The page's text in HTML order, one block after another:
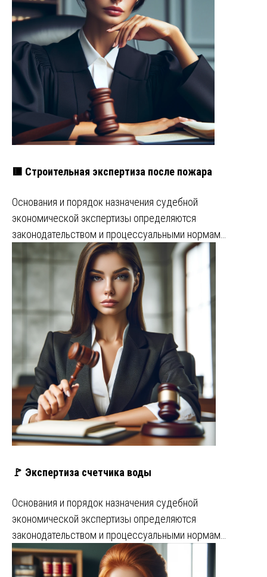
🟥 Строительная экспертиза после пожара
Основания и порядок назначения судебной
экономической экспертизы определяются
законодательством и процессуальными нормам…
🚩 Экспертиза счетчика воды
Основания и порядок назначения судебной
экономической экспертизы определяются
законодательством и процессуальными нормам…